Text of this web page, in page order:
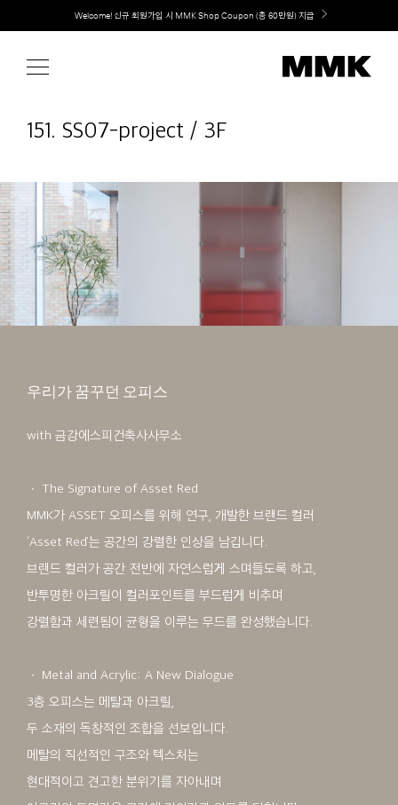
content
취향대로 완성하는 커스텀 아일랜드 키친, MMK The Island 출시
151. SS07-project / 3F
우리가 꿈꾸던 오피스
with 금강에스피건축사사무소
ㆍ The Signature of Asset Red
MMK가 ASSET 오피스를 위해 연구, 개발한 브랜드 컬러
‘Asset Red’는 공간의 강렬한 인상을 남깁니다.
브랜드 컬러가 공간 전반에 자연스럽게 스며들도록 하고,
반투명한 아크릴이 컬러포인트를 부드럽게 비추며
강렬함과 세련됨이 균형을 이루는 무드를 완성했습니다.
ㆍ Metal and Acrylic: A New Dialogue
3층 오피스는 메탈과 아크릴,
두 소재의 독창적인 조합을 선보입니다.
메탈의 직선적인 구조와 텍스처는
현대적이고 견고한 분위기를 자아내며